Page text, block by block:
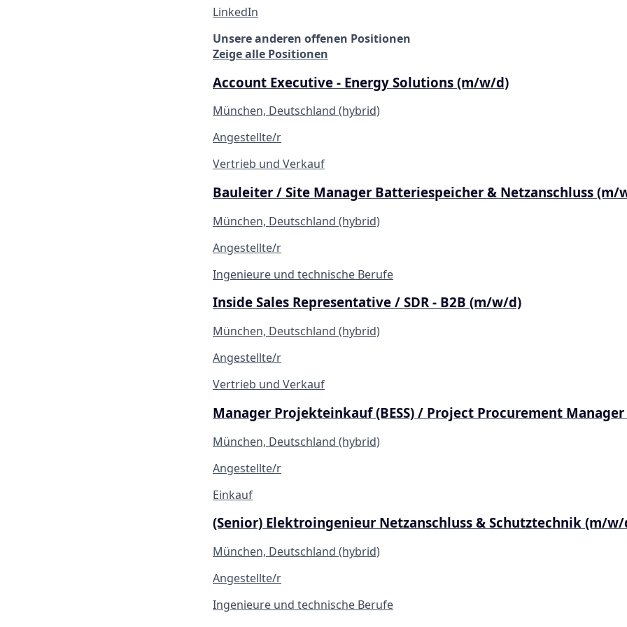
LinkedIn
Unsere anderen offenen Positionen
Zeige alle Positionen
Account Executive - Energy Solutions (m/w/d)
München, Deutschland (hybrid)
Angestellte/r
Vertrieb und Verkauf
Bauleiter / Site Manager Batteriespeicher & Netzanschluss (m/
München, Deutschland (hybrid)
Angestellte/r
Ingenieure und technische Berufe
Inside Sales Representative / SDR - B2B (m/w/d)
München, Deutschland (hybrid)
Angestellte/r
Vertrieb und Verkauf
Manager Projekteinkauf (BESS) / Project Procurement Manager
München, Deutschland (hybrid)
Angestellte/r
Einkauf
(Senior) Elektroingenieur Netzanschluss & Schutztechnik (m/w/
München, Deutschland (hybrid)
Angestellte/r
Ingenieure und technische Berufe